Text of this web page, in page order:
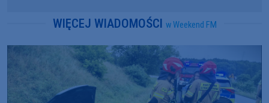
WIĘCEJ WIADOMOŚCI w Weekend FM